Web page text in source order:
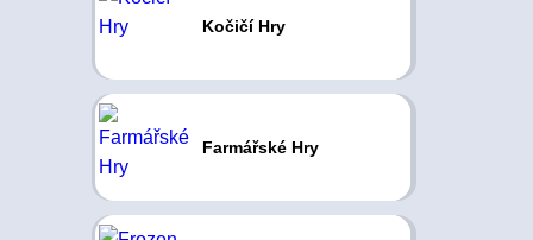
Kočičí Hry
Farmářské Hry